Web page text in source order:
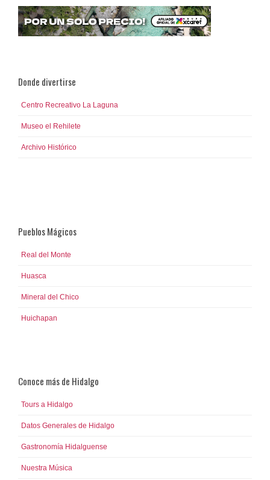
Donde divertirse
Centro Recreativo La Laguna
Museo el Rehilete
Archivo Histórico
Pueblos Mágicos
Real del Monte
Huasca
Mineral del Chico
Huichapan
Conoce más de Hidalgo
Tours a Hidalgo
Datos Generales de Hidalgo
Gastronomía Hidalguense
Nuestra Música